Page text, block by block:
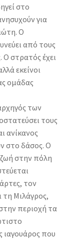
στο
για
Ο
από τους
στρατός έχει
εκείνοι
ομάδας
των
τους
ανίκανος
στο δάσος. Ο
στην πόλη
τον
Μιλάγρος,
περιοχή τα
ιαγουάρος που